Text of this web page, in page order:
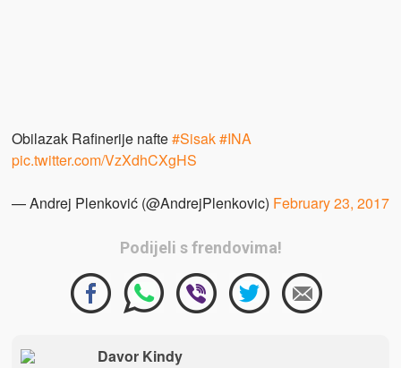
Obilazak Rafinerije nafte#Sisak#INA
pic.twitter.com/VzXdhCXgHS
— Andrej Plenković (@AndrejPlenkovic) February 23, 2017
Podijeli s frendovima!
Davor Kindy